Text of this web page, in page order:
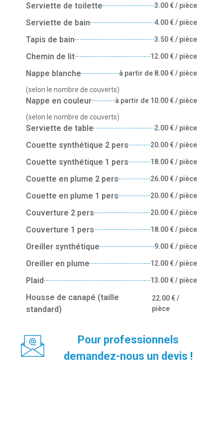
Serviette de toilette 3.00 € / pièce
Serviette de bain 4.00 € / pièce
Tapis de bain 3.50 € / pièce
Chemin de lit 12.00 € / pièce
Nappe blanche à partir de 8.00 € / pièce
(selon le nombre de couverts)
Nappe en couleur à partir de 10.00 € / pièce
(selon le nombre de couverts)
Serviette de table 2.00 € / pièce
Couette synthétique 2 pers 20.00 € / pièce
Couette synthétique 1 pers 18.00 € / pièce
Couette en plume 2 pers 26.00 € / pièce
Couette en plume 1 pers 20.00 € / pièce
Couverture 2 pers 20.00 € / pièce
Couverture 1 pers 18.00 € / pièce
Oreiller synthétique 9.00 € / pièce
Oreiller en plume 12.00 € / pièce
Plaid 13.00 € / pièce
Housse de canapé (taille
standard)
22.00 € /
pièce
Pour professionnels
demandez-nous un devis !